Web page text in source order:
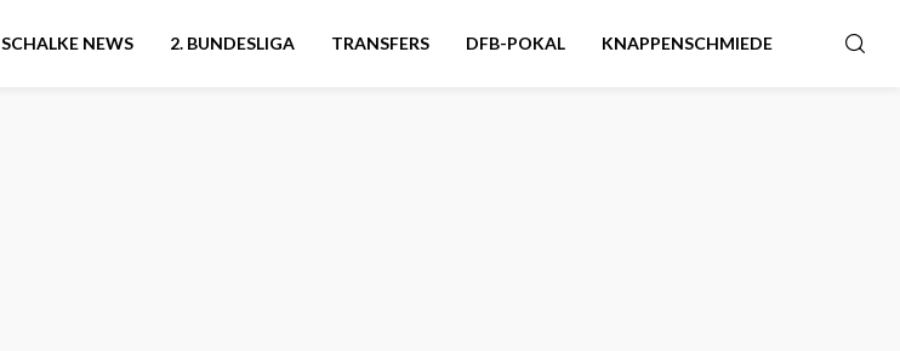
SCHALKE NEWS 2. BUNDESLIGA TRANSFERS DFB-POKAL KNAPPENSCHMIEDE